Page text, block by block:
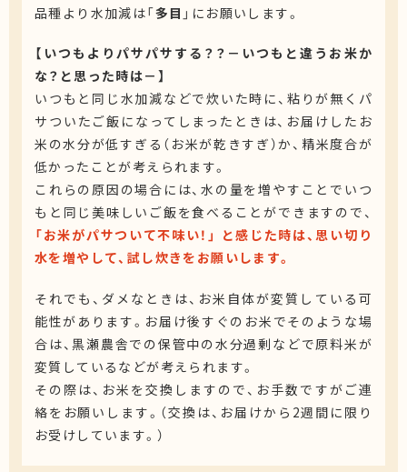
品種より水加減は「多目 」にお願いします。
【いつもよりパサパサする？？－いつもと違うお米か
な？と思った時は－】
いつもと同じ水加減などで炊いた時に、粘りが無くパ
サついたご飯になってしまったときは、お届けしたお
米の水分が低すぎる（お米が乾きすぎ）か、精米度合が
低かったことが考えられます。
これらの原因の場合には、水の量を増やすことでいつ
もと同じ美味しいご飯を食べることができますので、
「お米がパサついて不味い！」 と感じた時は、思い切り
水を増やして、試し炊きをお願いします。
それでも、ダメなときは、お米自体が変質している可
能性があります。お届け後すぐのお米でそのような場
合は、黒瀬農舎での保管中の水分過剰などで原料米が
変質しているなどが考えられます。
その際は、お米を交換しますので、お手数ですがご連
絡をお願いします。（交換は、お届けから2週間に限り
お受けしています。）